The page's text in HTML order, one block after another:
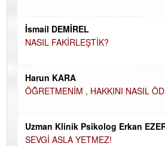
İsmail DEMİREL
NASIL FAKİRLEŞTİK?
Harun KARA
ÖĞRETMENİM , HAKKINI NASIL
Uzman Klinik Psikolog Erkan
SEVGİ ASLA YETMEZ!